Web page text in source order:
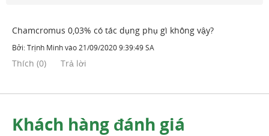
Chamcromus 0,03% có tác dụng phụ gì không vậy?
Bởi:Trịnh Minhvào21/09/2020 9:39:49 SA
Thích (0) Trả lời
Khách hàng đánh giá